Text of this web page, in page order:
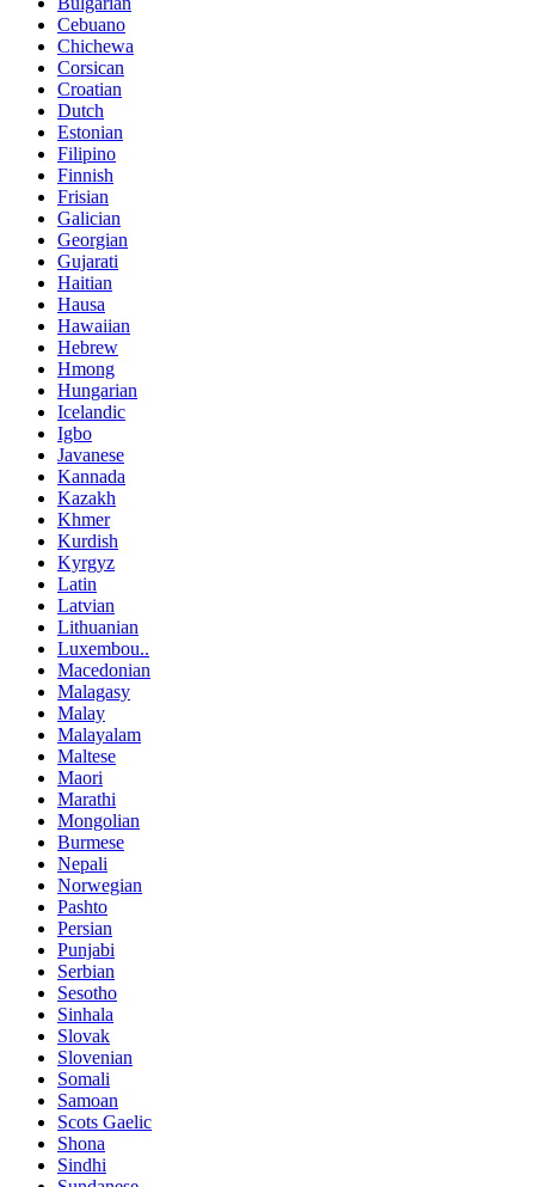
Cebuano
Chichewa
Corsican
Croatian
Dutch
Estonian
Filipino
Finnish
Frisian
Galician
Georgian
Gujarati
Haitian
Hausa
Hawaiian
Hebrew
Hmong
Hungarian
Icelandic
Igbo
Javanese
Kannada
Kazakh
Khmer
Kurdish
Kyrgyz
Latin
Latvian
Lithuanian
Luxembou..
Macedonian
Malagasy
Malay
Malayalam
Maltese
Maori
Marathi
Mongolian
Burmese
Nepali
Norwegian
Pashto
Persian
Punjabi
Serbian
Sesotho
Sinhala
Slovak
Slovenian
Somali
Samoan
Scots Gaelic
Shona
Sindhi